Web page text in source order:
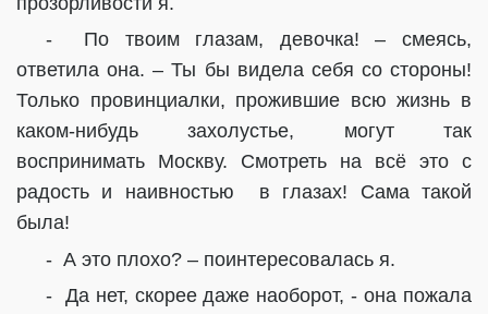
-
По твоим глазам, девочка! – смеясь,
ответила она. – Ты бы видела себя со стороны!
Только провинциалки, прожившие всю жизнь в
каком-нибудь захолустье, могут так
воспринимать Москву. Смотреть на всё это с
радость и наивностью
в глазах! Сама такой
была!
- А это плохо? – поинтересовалась я.
- Да нет, скорее даже наоборот, - она пожала